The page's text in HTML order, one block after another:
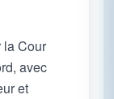
la Cour
avec
et